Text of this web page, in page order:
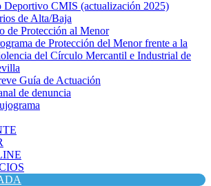
Deportivo CMIS (actualización 2025)
de Alta/Baja
de Protección al Menor
de Protección del Menor frente a la
del Círculo Mercantil e Industrial de
Guía de Actuación
de denuncia